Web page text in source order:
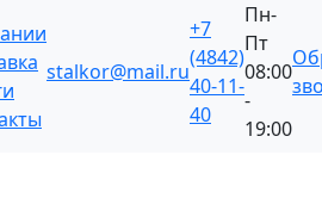
stalkor@mail.ru
+7
(4842)
40-11-
40
Пн-
Пт
08:00
-
19:00